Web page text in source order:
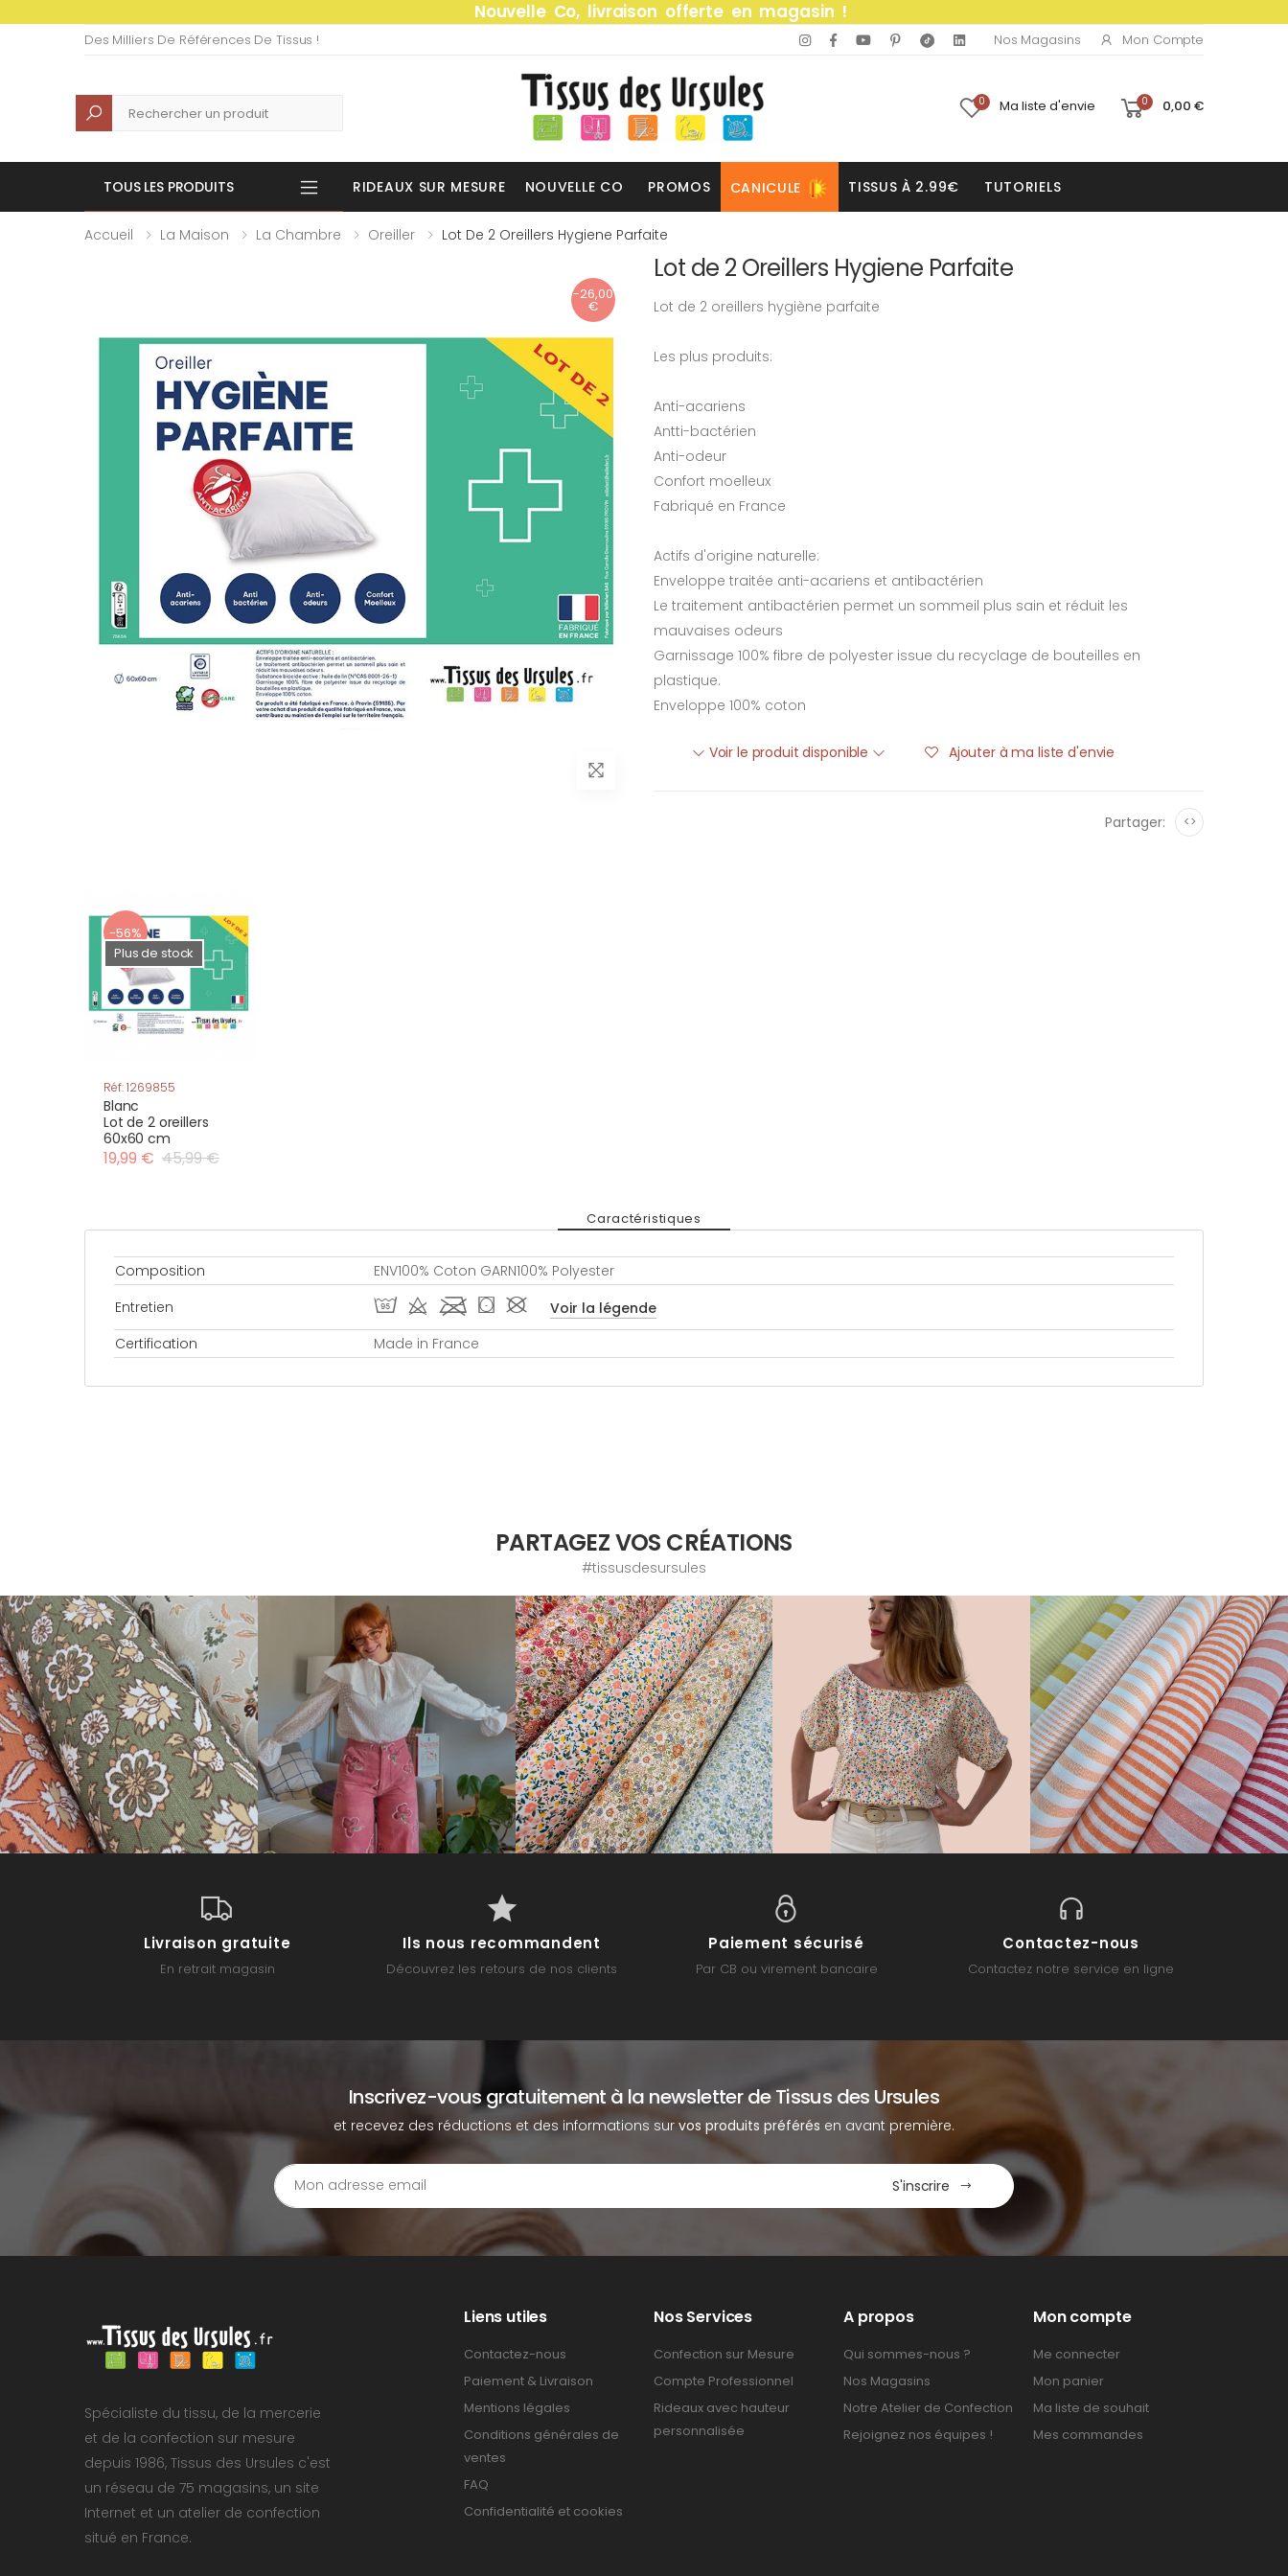
Nouvelle Co, livraison offerte en magasin !
Des Milliers De Références De Tissus ! Nos Magasins Mon Compte
Recherche 0 Ma liste d'envie 0 0,00 €
TOUS LES PRODUITS RIDEAUX SUR MESURE NOUVELLE CO PROMOS CANICULE TISSUS À 2.99€ TUTORIELS
Accueil La Maison La Chambre Oreiller Lot De 2 Oreillers Hygiene Parfaite
-26,00
€
Lot de 2 Oreillers Hygiene Parfaite
Lot de 2 oreillers hygiène parfaite
Les plus produits:
Anti-acariens
Antti-bactérien
Anti-odeur
Confort moelleux
Fabriqué en France
Actifs d'origine naturelle:
Enveloppe traitée anti-acariens et antibactérien
Le traitement antibactérien permet un sommeil plus sain et réduit les
mauvaises odeurs
Garnissage 100% fibre de polyester issue du recyclage de bouteilles en
plastique.
Enveloppe 100% coton
Voir le produit disponible Ajouter à ma liste d'envie
Partager: <>
-56%
Plus de stock
Réf: 1269855
Blanc
Lot de 2 oreillers
60x60 cm
19,99 € 45,99 €
Caractéristiques
Composition
ENV100% Coton GARN100% Polyester
Entretien
H d l ( #
Voir la légende
Certification
Made in France
PARTAGEZ VOS CRÉATIONS
#tissusdesursules
Livraison gratuite
En retrait magasin
Ils nous recommandent
Découvrez les retours de nos clients
Paiement sécurisé
Par CB ou virement bancaire
Contactez-nous
Contactez notre service en ligne
Inscrivez-vous gratuitement à la newsletter de Tissus des Ursules
et recevez des réductions et des informations survos produits préférés en avant première.
S'inscrire
Spécialiste du tissu, de la mercerie
et de la confection sur mesure
depuis 1986, Tissus des Ursules c'est
un réseau de 75 magasins, un site
Internet et un atelier de confection
situé en France.
Liens utiles
Contactez-nous
Paiement & Livraison
Mentions légales
Conditions générales de
ventes
FAQ
Confidentialité et cookies
Nos Services
Confection sur Mesure
Compte Professionnel
Rideaux avec hauteur
personnalisée
A propos
Qui sommes-nous ?
Nos Magasins
Notre Atelier de Confection
Rejoignez nos équipes !
Mon compte
Me connecter
Mon panier
Ma liste de souhait
Mes commandes